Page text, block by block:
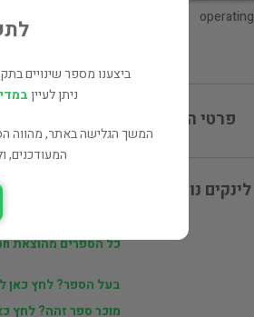
שער הספר {operating
פרטי המוכר
לינקים נוספים
ספרים נוספים למכירה של
כל הספרים בקטגוריית
כל הספרים מהוצאת pearson (6 כותרים)
בעל הספר? לחץ כאן
מוכר ספר זהה? לחץ
ביצענו מספר שינויים
ניתן לעיין
המשך הגלישה באתר, מהווה
המעודכנים,